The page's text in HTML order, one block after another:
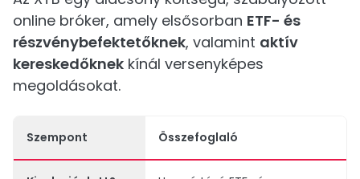
online bróker, amely elsősorban ETF- és
részvénybefektetőknek, valamint aktív
kereskedőknek kínál versenyképes
megoldásokat.
Szempont Összefoglaló